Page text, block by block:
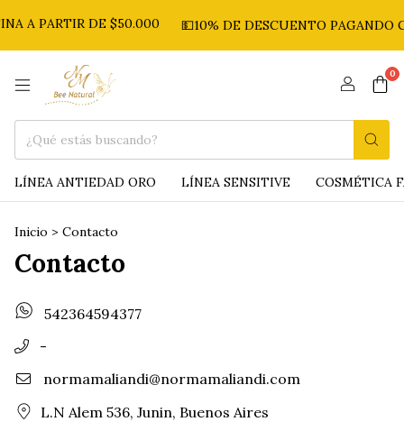
PARTIR DE $50.000 💵10% DE DESCUENTO PAGANDO CON
0
LÍNEA ANTIEDAD ORO LÍNEA SENSITIVE COSMÉTICA
Inicio > Contacto
Contacto
542364594377
-
normamaliandi@normamaliandi.com
L.N Alem 536, Junin, Buenos Aires